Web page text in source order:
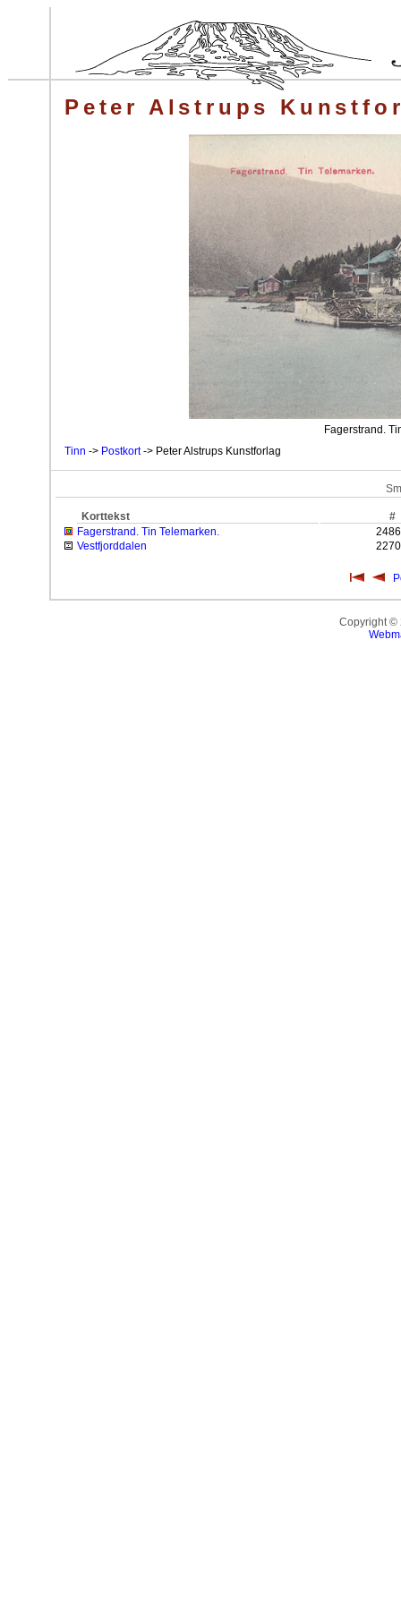
Peter Alstrups
Fagerstrand.
Tinn -> Postkort-> Peter Alstrups Kunstforlag
Korttekst
#
Fagerstrand. Tin Telemarken.
2486
Vestfjorddalen
2270
Copyright ©